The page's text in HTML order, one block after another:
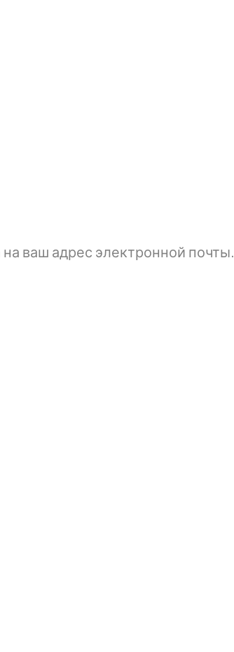
ваш адрес электронной почты.